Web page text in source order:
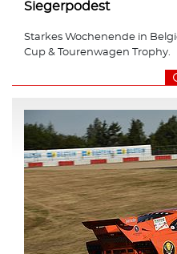
Siegerpodest
Starkes Wochenende in
Cup & Tourenwagen Trophy.